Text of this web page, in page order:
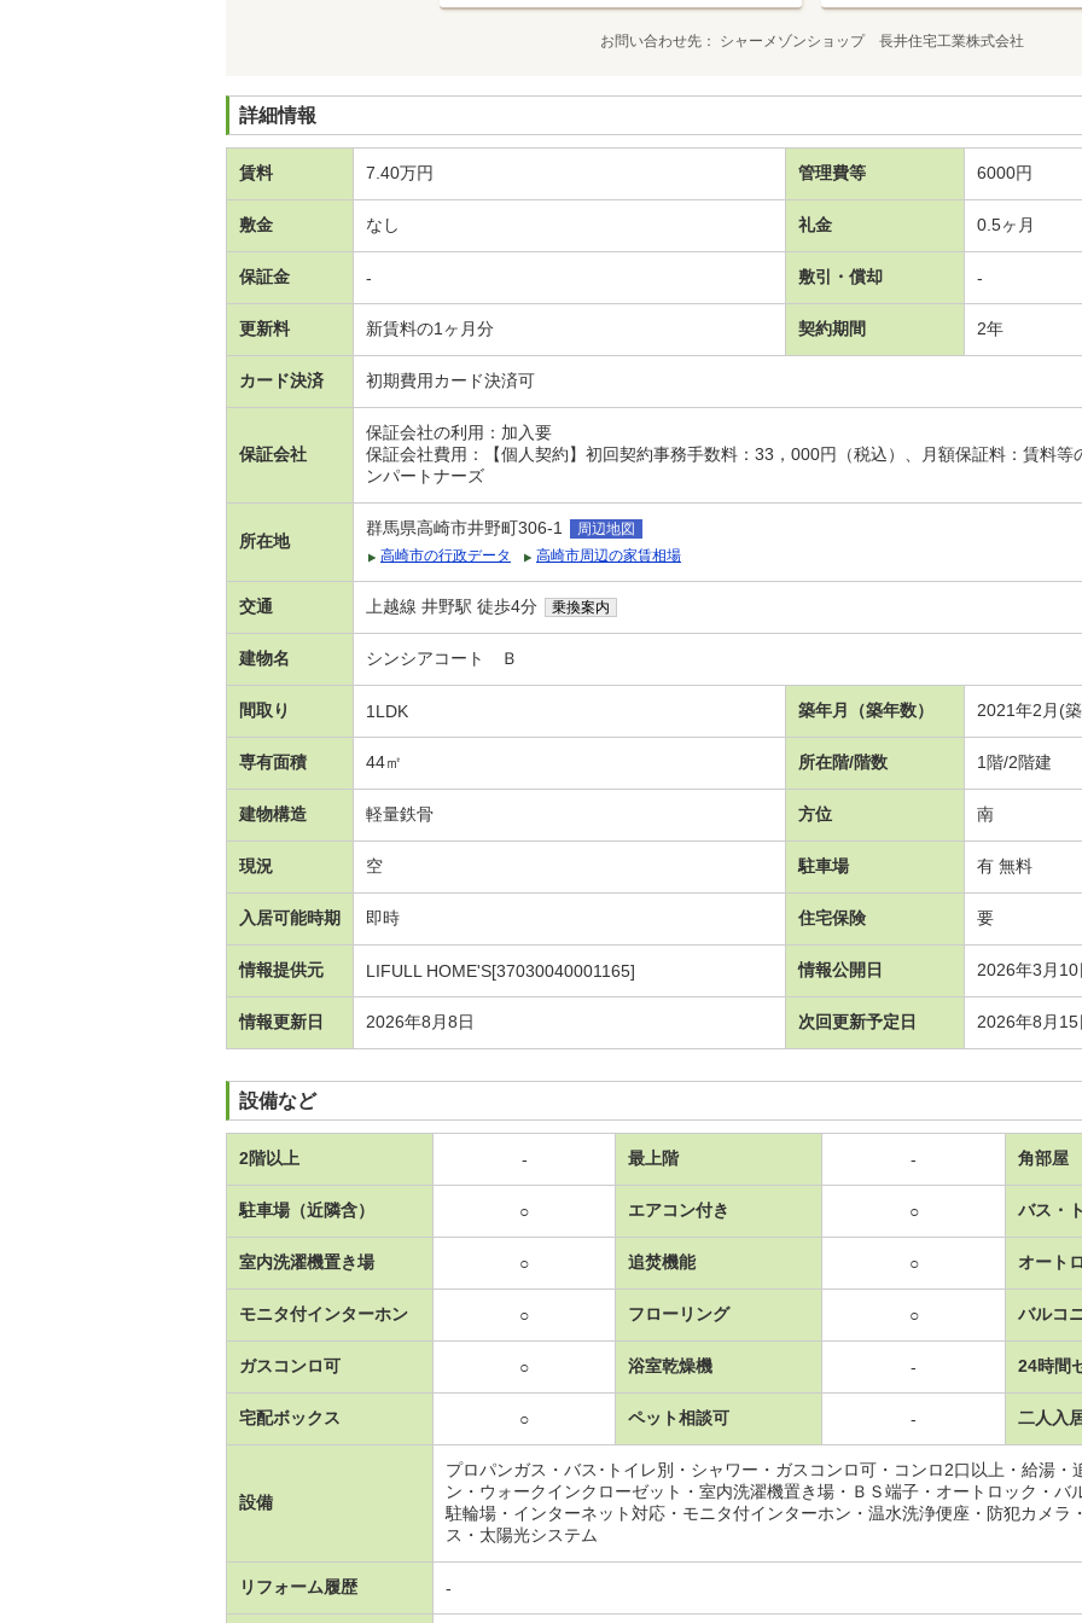
お問い合わせ先 シャーメゾンショップ 長井住宅工業株式会社
詳細情報
賃料 7.40万円 管理費等 6000円
敷金 なし 礼金 0.5ヶ月
保証金 - 敷引・償却 -
更新料 新賃料の1ヶ月分 契約期間 2年
カード決済 初期費用カード決済可
保証会社
保証会社の利用：加入要
保証会社費用：【個人契約】初回契約事務手数料：33，000円（税込）、月額保証料：賃料
ンパートナーズ
所在地
群馬県高崎市井野町306-1
周辺地図
高崎市の行政データ
高崎市周辺の家賃相場
交通 上越線 井野駅 徒歩4分 乗換案内
建物名 シンシアコート Ｂ
間取り 1LDK 築年月（築年数） 2021年2月(
専有面積 44㎡ 所在階/階数 1階/2階建
建物構造 軽量鉄骨 方位 南
現況 空 駐車場 有 無料
入居可能時期 即時 住宅保険 要
情報提供元 LIFULL HOME'S[37030040001165] 情報公開日 2026年3月10
情報更新日 2026年8月8日 次回更新予定日 2026年8月15
設備など
2階以上 - 最上階 - 角部屋
駐車場（近隣含） ○ エアコン付き ○ バス・
室内洗濯機置き場 ○ 追焚機能 ○ オート
モニタ付インターホン ○ フローリング ○ バルコ
ガスコンロ可 ○ 浴室乾燥機 - 24時間
宅配ボックス ○ ペット相談可 - 二人入
設備
プロパンガス・バス･トイレ別・シャワー・ガスコンロ可・コンロ2口以上・給湯・
ン・ウォークインクローゼット・室内洗濯機置き場・ＢＳ端子・オートロック・バ
駐輪場・インターネット対応・モニタ付インターホン・温水洗浄便座・防犯カメラ
ス・太陽光システム
リフォーム履歴 -